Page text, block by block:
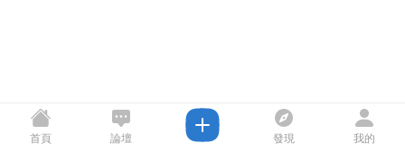
首頁 論壇 發現 我的